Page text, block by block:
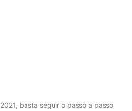
basta seguir o passo a passo